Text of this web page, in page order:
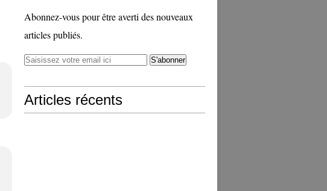
Abonnez-vous pour être averti des nouveaux
articles publiés.
Articles récents